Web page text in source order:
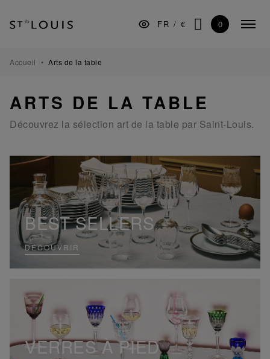
principale
au
contenu
au
pied
page
Menu
FR / €
CHERCHER
0
ARTS DE LA TABLE
DÉCORATION
LUMINAIRES
MUSÉE
MANUFACTURE
PROFESSIONNELS
Accueil Arts de la table
ARTS DE LA TABLE
Découvrez la sélection art de la table par Saint-Louis.
BEST SELLERS
DÉCOUVRIR
VERRES À PIED